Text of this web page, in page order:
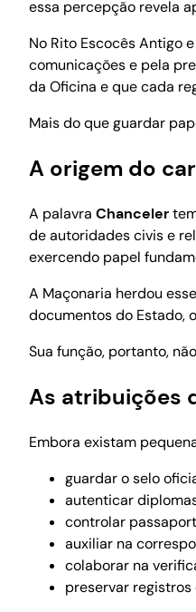
essa percepção revela
No Rito Escocês Antigo
comunicações e pela
da Oficina e que cada
Mais do que guardar
A origem do
A palavra Chanceler
de autoridades civis e
exercendo papel
A Maçonaria herdou
documentos do Estado,
Sua função, portanto,
As atribuições
Embora existam
guardar o selo
autenticar
controlar
auxiliar na
colaborar na
preservar